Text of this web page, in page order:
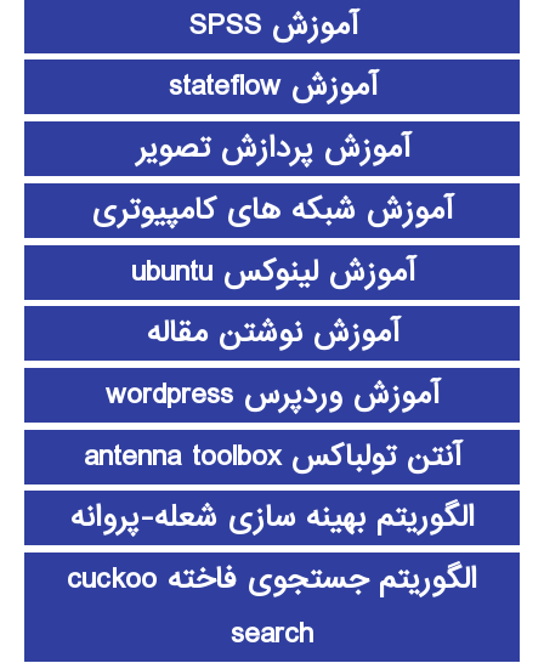
آموزش SPSS
آموزش stateflow
آموزش پردازش تصویر
آموزش شبکه های کامپیوتری
آموزش لینوکس ubuntu
آموزش نوشتن مقاله
آموزش وردپرس wordpress
آنتن تولباکس antenna toolbox
الگوریتم بهینه سازی شعله-پروانه
الگوریتم جستجوی فاخته cuckoo
search